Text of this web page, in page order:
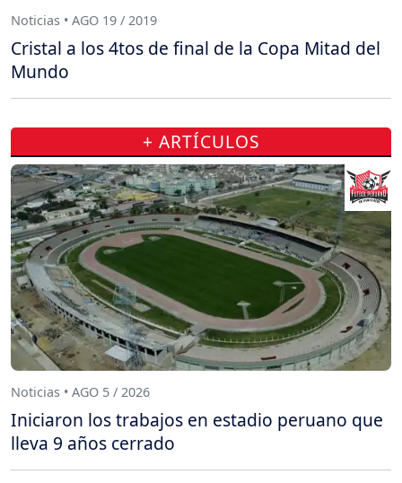
Noticias • AGO 19 / 2019
Cristal a los 4tos de final de la Copa Mitad del
Mundo
+ ARTÍCULOS
Noticias • AGO 5 / 2026
Iniciaron los trabajos en estadio peruano que
lleva 9 años cerrado